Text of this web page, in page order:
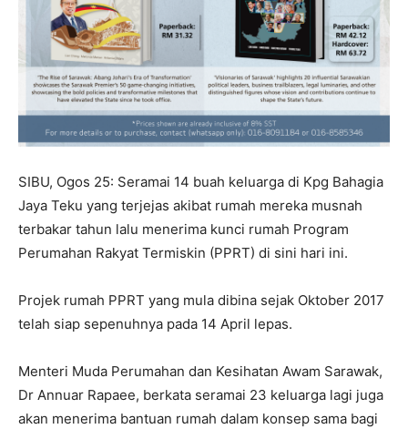
SIBU, Ogos 25: Seramai 14 buah keluarga di Kpg Bahagia
Jaya Teku yang terjejas akibat rumah mereka musnah
terbakar tahun lalu menerima kunci rumah Program
Perumahan Rakyat Termiskin (PPRT) di sini hari ini.
Projek rumah PPRT yang mula dibina sejak Oktober 2017
telah siap sepenuhnya pada 14 April lepas.
Menteri Muda Perumahan dan Kesihatan Awam Sarawak,
Dr Annuar Rapaee, berkata seramai 23 keluarga lagi juga
akan menerima bantuan rumah dalam konsep sama bagi